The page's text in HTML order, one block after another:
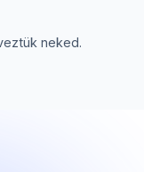
neked.